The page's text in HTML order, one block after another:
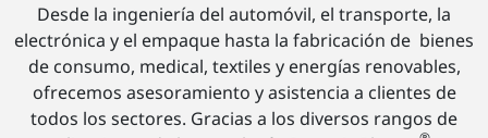
Desde la ingeniería del automóvil, el transporte, la
electrónica y el empaque hasta la fabricación de bienes
de consumo, medical, textiles y energías renovables,
ofrecemos asesoramiento y asistencia a clientes de
todos los sectores. Gracias a los diversos rangos de